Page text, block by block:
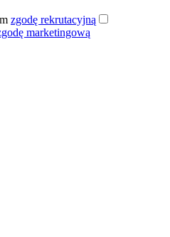
zgodę rekrutacyjną
marketingową